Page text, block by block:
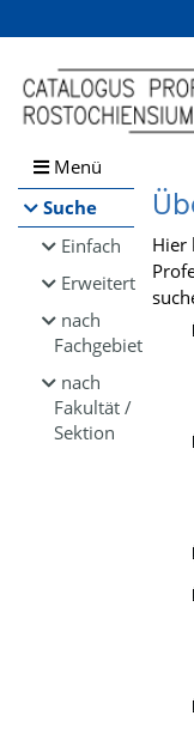
Browsen
direkt zum Inhalt
Menü
Suche
Einfach
Erweitert
nach
Fachgebiet
nach
Fakultät /
Sektion
Hier